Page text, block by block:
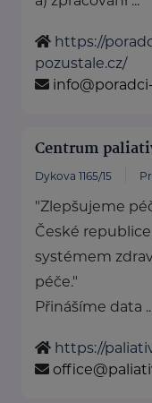
https://
pozustale.cz/
Centrum
Dykova 1165/15
"Zlepšujeme
České
systémem
péče."
Přinášíme data
https://